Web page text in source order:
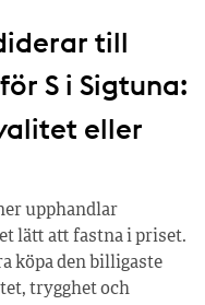
till
S i Sigtuna:
eller
upphandlar
lätt att fastna i priset.
köpa den billigaste
trygghet och